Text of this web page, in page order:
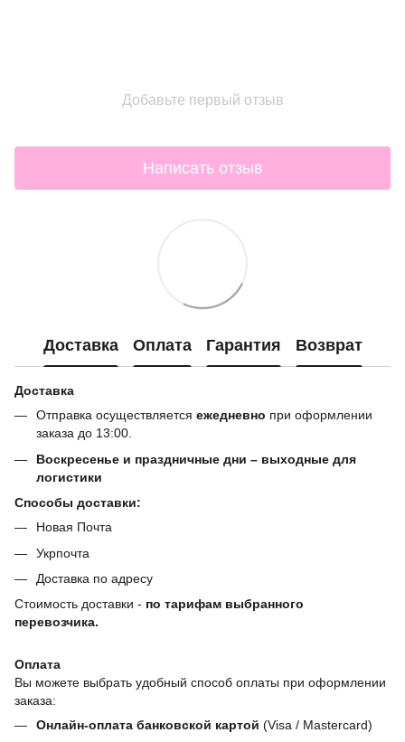
Добавьте первый отзыв
Написать отзыв
Доставка Оплата Гарантия Возврат
Доставка
Отправка осуществляется ежедневно при оформлении
заказа до 13:00.
Воскресенье и праздничные дни – выходные для
логистики
Способы доставки:
Новая Почта
Укрпочта
Доставка по адресу
Стоимость доставки - по тарифам выбранного
перевозчика.
Оплата
Вы можете выбрать удобный способ оплаты при оформлении
заказа:
Онлайн-оплата банковской картой (Visa / Mastercard)